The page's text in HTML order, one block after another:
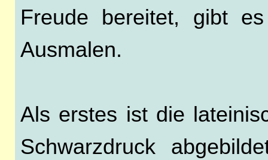
Freude bereitet, gibt
Ausmalen.
Als erstes ist die
Schwarzdruck